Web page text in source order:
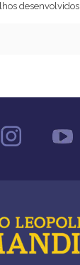
desenvolvidos